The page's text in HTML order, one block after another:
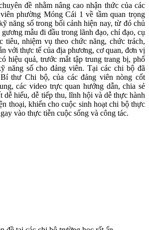
đề nhằm nâng cao nhận thức của các
phường Móng Cái 1 về tầm quan trọng
năng số trong bối cảnh hiện nay, từ đó chủ
mẫu đi đầu trong lãnh đạo, chỉ đạo, cụ
tiêu, nhiệm vụ theo chức năng, chức trách,
với thực tế của địa phương, cơ quan, đơn vị
hiệu quả, trước mắt tập trung trang bị, phổ
năng số cho đảng viên. Tại các chi bộ đã
thư Chi bộ, của các đảng viên nòng cốt
các video trực quan hướng dẫn, chia sẻ
dễ hiểu, dễ tiếp thu, lĩnh hội và dễ thực hành
thoại, khiến cho cuộc sinh hoạt chi bộ thực
vào thực tiễn cuộc sống và công tác.